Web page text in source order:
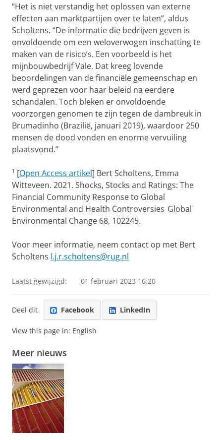
“Het is niet verstandig het oplossen van externe
effecten aan marktpartijen over te laten”, aldus
Scholtens. “De informatie die bedrijven geven is
onvoldoende om een weloverwogen inschatting te
maken van de risico’s. Een voorbeeld is het
mijnbouwbedrijf Vale. Dat kreeg lovende
beoordelingen van de financiële gemeenschap en
werd geprezen voor haar beleid na eerdere
schandalen. Toch bleken er onvoldoende
voorzorgen genomen te zijn tegen de dambreuk in
Brumadinho (Brazilië, januari 2019), waardoor 250
mensen de dood vonden en enorme vervuiling
plaatsvond.”
¹ [Open Access artikel] Bert Scholtens, Emma
Witteveen. 2021. Shocks, Stocks and Ratings: The
Financial Community Response to Global
Environmental and Health Controversies Global
Environmental Change 68, 102245.
Voor meer informatie, neem contact op met Bert
Scholtens l.j.r.scholtens@rug.nl
Laatst gewijzigd: 01 februari 2023 16:20
Deel dit Facebook LinkedIn
View this page in: English
Meer nieuws